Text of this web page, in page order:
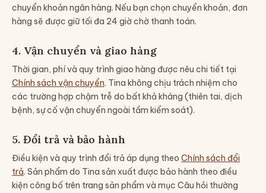
chuyển khoản ngân hàng. Nếu bạn chọn chuyển khoản, đơn
hàng sẽ được giữ tối đa 24 giờ chờ thanh toán.
4. Vận chuyển và giao hàng
Thời gian, phí và quy trình giao hàng được nêu chi tiết tại
Chính sách vận chuyển. Tina không chịu trách nhiệm cho
các trường hợp chậm trễ do bất khả kháng (thiên tai, dịch
bệnh, sự cố vận chuyển ngoài tầm kiểm soát).
5. Đổi trả và bảo hành
Điều kiện và quy trình đổi trả áp dụng theo Chính sách đổi
trả. Sản phẩm do Tina sản xuất được bảo hành theo điều
kiện công bố trên trang sản phẩm và mục Câu hỏi thường